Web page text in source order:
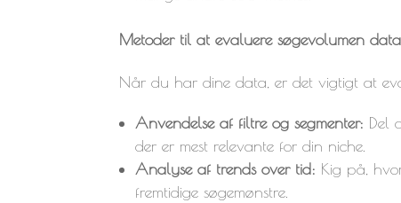
Metoder til at evaluere søgevolumen data
Når du har dine data, er det vigtigt at
Anvendelse af filtre og segmenter: Del
der er mest relevante for din niche.
Analyse af trends over tid: Kig på,
fremtidige søgemønstre.